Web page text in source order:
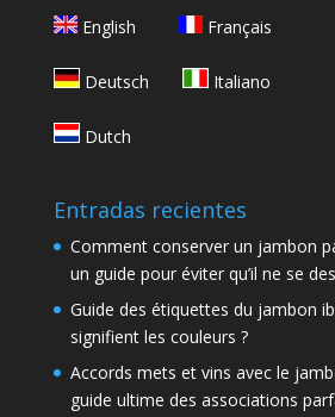
English Français
Deutsch Italiano
Dutch
Entradas recientes
Comment conserver un jambon
un guide pour éviter qu’il ne se
Guide des étiquettes du jambon
signifient les couleurs ?
Accords mets et vins avec le
guide ultime des associations